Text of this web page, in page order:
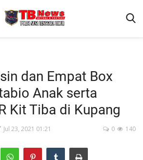
dan Empat Box
Anak serta
Kit Tiba di Kupang
Jul 23, 2021 01:21 140
0